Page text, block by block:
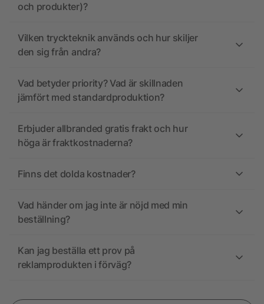
och produkter)?
Vilken tryckteknik används och hur skiljer
den sig från andra?
Vad betyder priority? Vad är skillnaden
jämfört med standardproduktion?
Erbjuder allbranded gratis frakt och hur
höga är fraktkostnaderna?
Finns det dolda kostnader?
Vad händer om jag inte är nöjd med min
beställning?
Kan jag beställa ett prov på
reklamprodukten i förväg?